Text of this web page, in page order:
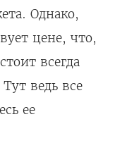
Однако,
цене, что,
всегда
ведь все
ее